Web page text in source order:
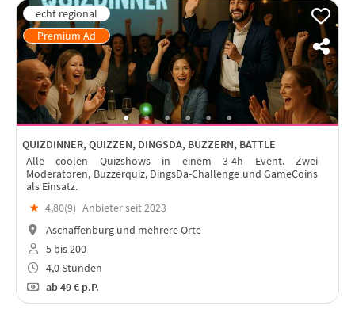
QUIZDINNER, QUIZZEN, DINGSDA, BUZZERN, BATTLE
Alle coolen Quizshows in einem 3-4h Event. Zwei
Moderatoren, Buzzerquiz, DingsDa-Challenge und GameCoins
als Einsatz.
★ 4,80(9) Anbieter seit 2023
Aschaffenburg und mehrere Orte
5 bis 200
4,0 Stunden
ab49 € p.P.